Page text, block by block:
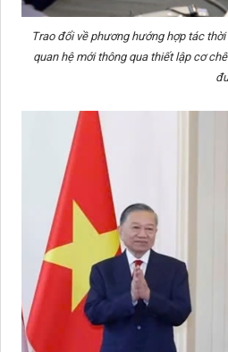
Trao đổi về phương hướng hợp tác
quan hệ mới thông qua thiết lập cơ